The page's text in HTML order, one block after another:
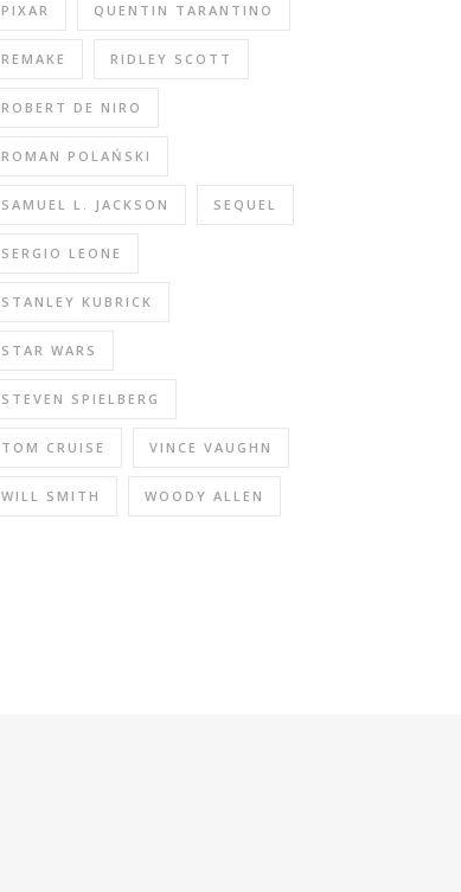
PIXAR QUENTIN TARANTINO
REMAKE RIDLEY SCOTT
ROBERT DE NIRO
ROMAN POLAŃSKI
SAMUEL L. JACKSON SEQUEL
SERGIO LEONE
STANLEY KUBRICK
STAR WARS
STEVEN SPIELBERG
TOM CRUISE VINCE VAUGHN
WILL SMITH WOODY ALLEN